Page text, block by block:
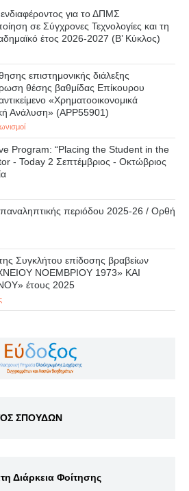
για το ΔΠΜΣ
σε Σύγχρονες Τεχνολογίες και τη
έτος 2026-2027 (B’ Kύκλος)
επιστημονικής διάλεξης
θέσης βαθμίδας Επίκουρου
«Χρηματοοικονομικά
Ανάλυση» (APP55901)
Program: “Placing the Student in the
- Today 2 Σεπτέμβριος - Οκτώβριος
περιόδου 2025-26 / Ορθή
Συγκλήτου επίδοσης βραβείων
ΝΟΕΜΒΡΙΟΥ 1973» ΚΑΙ
έτους 2025
ΣΠΟΥΔΩΝ
Διάρκεια Φοίτησης